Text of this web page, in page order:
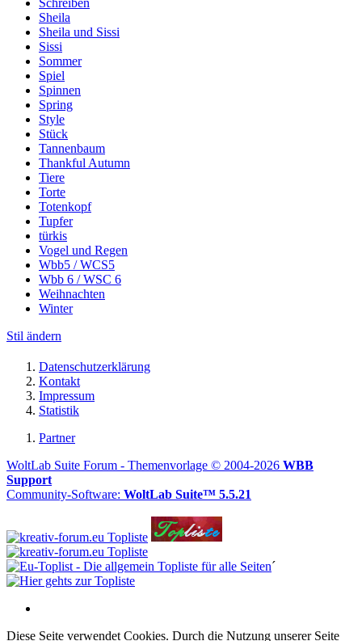
Schreiben
Sheila
Sheila und Sissi
Sissi
Sommer
Spiel
Spinnen
Spring
Style
Stück
Tannenbaum
Thankful Autumn
Tiere
Torte
Totenkopf
Tupfer
türkis
Vogel und Regen
Wbb5 / WCS5
Wbb 6 / WSC 6
Weihnachten
Winter
Stil ändern
Datenschutzerklärung
Kontakt
Impressum
Statistik
Partner
WoltLab Suite Forum - Themenvorlage © 2004-2026 WBB
Support
Community-Software: WoltLab Suite™ 5.5.21
´
Diese Seite verwendet Cookies. Durch die Nutzung unserer Seite